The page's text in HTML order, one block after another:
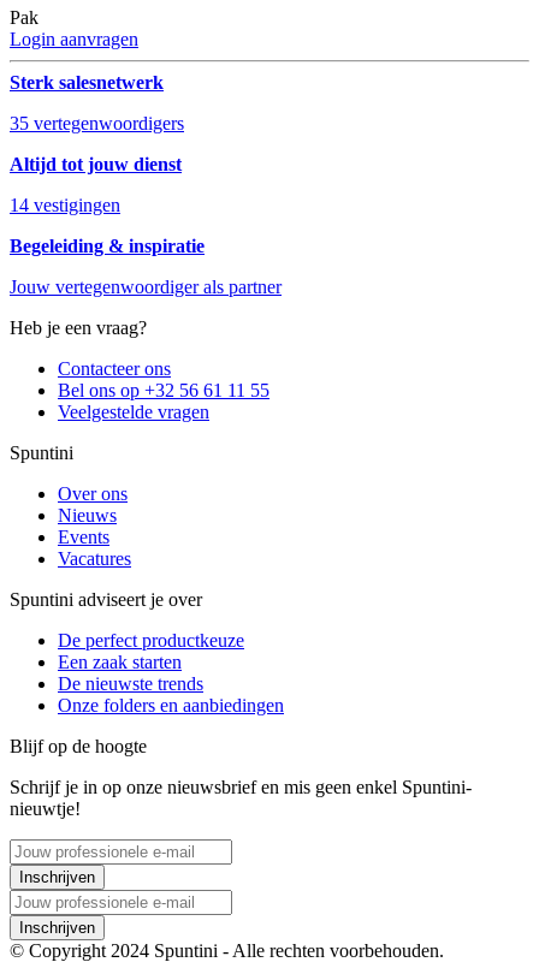
Pak
Login aanvragen
Sterk salesnetwerk
35 vertegenwoordigers
Altijd tot jouw dienst
14 vestigingen
Begeleiding & inspiratie
Jouw vertegenwoordiger als partner
Heb je een vraag?
Contacteer ons
Bel ons op +32 56 61 11 55
Veelgestelde vragen
Spuntini
Over ons
Nieuws
Events
Vacatures
Spuntini adviseert je over
De perfect productkeuze
Een zaak starten
De nieuwste trends
Onze folders en aanbiedingen
Blijf op de hoogte
Schrijf je in op onze nieuwsbrief en mis geen enkel Spuntini-
nieuwtje!
Inschrijven
Inschrijven
© Copyright 2024 Spuntini - Alle rechten voorbehouden.